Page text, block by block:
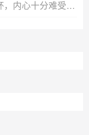
卡拉菲奥里：没怎么看世界杯，内心十分难受，我会把情绪化为动力